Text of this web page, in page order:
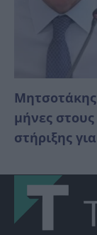
Μητσοτάκης
μήνες
στήριξης